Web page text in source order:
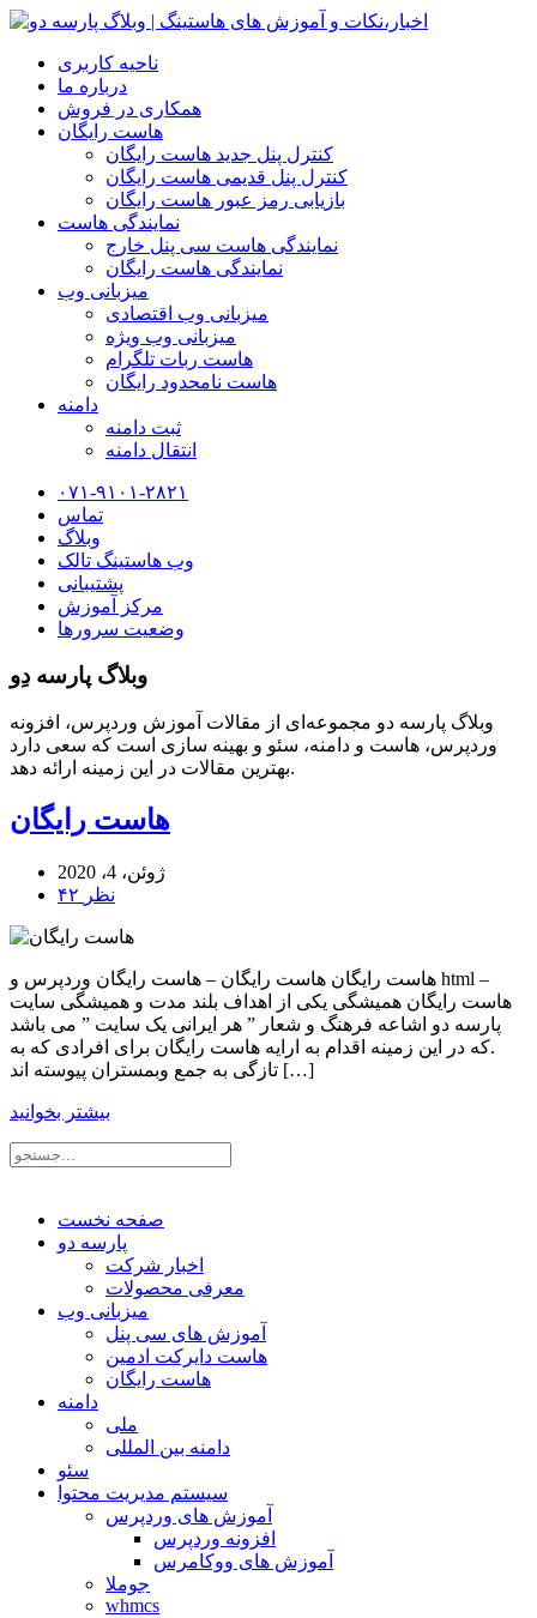
ناحیه کاربری
درباره ما
همکاری در فروش
هاست رایگان
کنترل پنل جدید هاست رایگان
کنترل پنل قدیمی هاست رایگان
بازیابی رمز عبور هاست رایگان
نمایندگی هاست
نمایندگی هاست سی پنل خارج
نمایندگی هاست رایگان
میزبانی وب
میزبانی وب اقتصادی
میزبانی وب ویژه
هاست ربات تلگرام
هاست نامحدود رایگان
دامنه
ثبت دامنه
انتقال دامنه
۰۷۱-۹۱۰۱-۲۸۲۱
تماس
وبلاگ
وب هاستینگ تالک
پشتیبانی
مرکز آموزش
وضعیت سرورها
وبلاگ پارسه دِو
وبلاگ پارسه دو مجموعه‌ای از مقالات آموزش وردپرس، افزونه
وردپرس، هاست و دامنه، سئو و بهینه سازی است که سعی دارد
بهترین مقالات در این زمینه ارائه دهد.
هاست رایگان
ژوئن، 4، 2020
۴۲ نظر
هاست رایگان هاست رایگان – هاست رایگان وردپرس و html –
هاست رایگان همیشگی یکی از اهداف بلند مدت و همیشگی سایت
پارسه دو اشاعه فرهنگ و شعار ” هر ایرانی یک سایت ” می باشد
.که در این زمینه اقدام به ارایه هاست رایگان برای افرادی که به
تازگی به جمع وبمستران پیوسته اند […]
بیشتر بخوانید
صفحه نخست
پارسه دو
اخبار شرکت
معرفی محصولات
میزبانی وب
آموزش های سی پنل
هاست دایرکت ادمین
هاست رایگان
دامنه
ملی
دامنه بین المللی
سئو
سیستم مدیریت محتوا
آموزش های وردپرس
افزونه وردپرس
آموزش های ووکامرس
جوملا
whmcs